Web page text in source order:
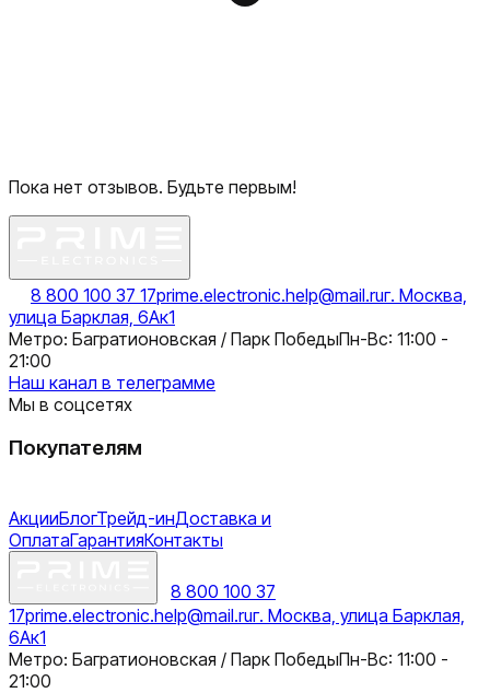
Пока нет отзывов. Будьте первым!
8 800 100 37 17prime.electronic.help@mail.ruг. Москва,
улица Барклая, 6Ак1
Метро: Багратионовская / Парк ПобедыПн-Вс: 11:00 -
21:00
Наш канал в телеграмме
Мы в соцсетях
Покупателям
АкцииБлогТрейд-инДоставка и
ОплатаГарантияКонтакты
8 800 100 37
17prime.electronic.help@mail.ruг. Москва, улица Барклая,
6Ак1
Метро: Багратионовская / Парк ПобедыПн-Вс: 11:00 -
21:00